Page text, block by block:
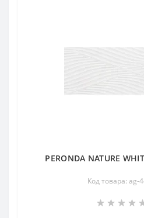
PERONDA NATURE
Код товара: ag-